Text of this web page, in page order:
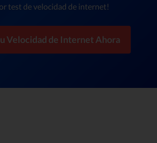
test de velocidad de internet!
Velocidad de Internet Ahora